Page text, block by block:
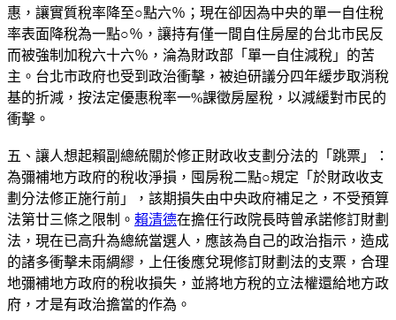
惠，讓實質稅率降至○點六％；現在卻因為中央的單一自住稅
率表面降稅為一點○％，讓持有僅一間自住房屋的台北市民反
而被強制加稅六十六％，淪為財政部「單一自住減稅」的苦
主。台北市政府也受到政治衝擊，被迫研議分四年緩步取消稅
基的折減，按法定優惠稅率一%課徵房屋稅，以減緩對市民的
衝擊。
五、讓人想起賴副總統關於修正財政收支劃分法的「跳票」：
為彌補地方政府的稅收淨損，囤房稅二點○規定「於財政收支
劃分法修正施行前」，該期損失由中央政府補足之，不受預算
法第廿三條之限制。 賴清德在擔任行政院長時曾承諾修訂財劃
法，現在已高升為總統當選人，應該為自己的政治指示，造成
的諸多衝擊未雨綢繆，上任後應兌現修訂財劃法的支票，合理
地彌補地方政府的稅收損失，並將地方稅的立法權還給地方政
府，才是有政治擔當的作為。